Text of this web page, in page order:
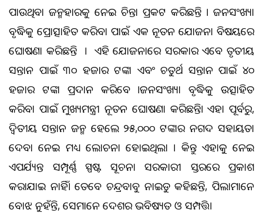
ପାଉଥିବା ଜନ୍ମହାରକୁ ନେଇ ଚିନ୍ତା ପ୍ରକଟ କରିଛନ୍ତି । ଜନସଂଖ୍ୟା
ବୃଦ୍ଧିକୁ ପ୍ରୋତ୍ସାହିତ କରିବା ପାଇଁ ଏକ ନୂତନ ଯୋଜନା ବିଷୟରେ
ଘୋଷଣା କରିଛନ୍ତି । ଏହି ଯୋଜନାରେ ସରକାର ଏବେ ତୃତୀୟ
ସନ୍ତାନ ପାଇଁ ୩୦ ହଜାର ଟଙ୍କା ଏବଂ ଚତୁର୍ଥ ସନ୍ତାନ ପାଇଁ ୪୦
ହଜାର ଟଙ୍କା ପ୍ରଦାନ କରିବେ ।ଜନସଂଖ୍ୟା ବୃଦ୍ଧିକୁ ଉତ୍ସାହିତ
କରିବା ପାଇଁ ମୁଖ୍ୟମନ୍ତ୍ରୀ ନୂତନ ଘୋଷଣା କରିଛନ୍ତି। ଏହା ପୂର୍ବରୁ,
ଦ୍ୱିତୀୟ ସନ୍ତାନ ଜନ୍ମ ହେଲେ ୨୫,୦୦୦ ଟଙ୍କାର ନଗଦ ସହାୟତା
ଦେବା ନେଇ ମଧ୍ୟ ଆଲୋଚନା ହୋଇଥିଲା । କିନ୍ତୁ ଏହାକୁ ନେଇ
ଏପର୍ଯ୍ୟନ୍ତ ସମ୍ପୂର୍ଣ୍ଣ ସ୍ପଷ୍ଟ ସୂଚନା ସରକାରୀ ସ୍ତରରେ ପ୍ରକାଶ
କରାଯାଇ ନାହିଁ। ତେବେ ଚନ୍ଦ୍ରବାବୁ ନାଇଡୁ କହିଛନ୍ତି, ପିଲାମାନେ
ବୋଝ ନୁହଁନ୍ତି, ସେମାନେ ଦେଶର ଭବିଷ୍ୟତ ଓ ସମ୍ପତ୍ତି।